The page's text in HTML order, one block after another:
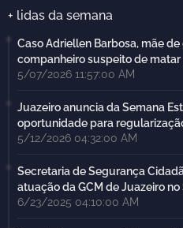
+ lidas da semana
Caso Adriellen Barbosa, mãe
companheiro suspeito de
5/07/2026 11:57:00 AM
Juazeiro anuncia da Semana
oportunidade para
5/12/2026 04:32:00 AM
Secretaria de Segurança
atuação da GCM de Juazeiro no
6/23/2025 04:10:00 AM